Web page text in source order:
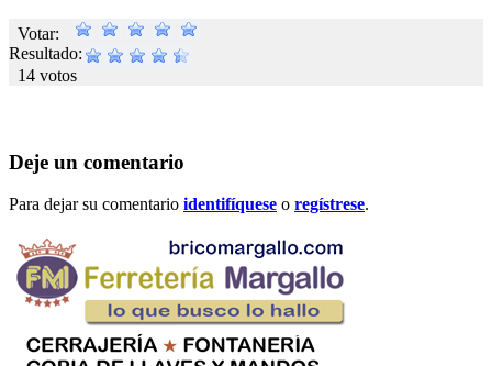
Votar:
Resultado:
14 votos
Deje un comentario
Para dejar su comentario identifíquese o regístrese.